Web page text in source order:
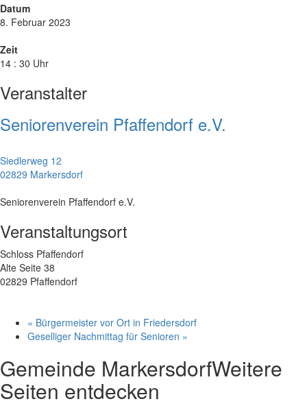
Datum
8. Februar 2023
Zeit
14 : 30 Uhr
Veranstalter
Seniorenverein Pfaffendorf e.V.
Siedlerweg 12
02829 Markersdorf
Seniorenverein Pfaffendorf e.V.
Veranstaltungsort
Schloss Pfaffendorf
Alte Seite 38
02829 Pfaffendorf
« Bürgermeister vor Ort in Friedersdorf
Geselliger Nachmittag für Senioren »
Gemeinde MarkersdorfWeitere
Seiten entdecken